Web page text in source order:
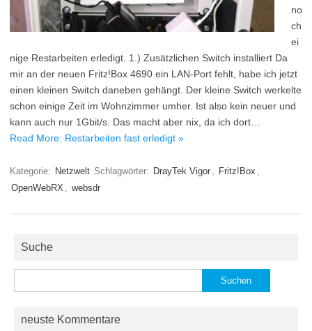
no
ch
ei
nige Restarbeiten erledigt. 1.) Zusätzlichen Switch installiert Da
mir an der neuen Fritz!Box 4690 ein LAN-Port fehlt, habe ich jetzt
einen kleinen Switch daneben gehängt. Der kleine Switch werkelte
schon einige Zeit im Wohnzimmer umher. Ist also kein neuer und
kann auch nur 1Gbit/s. Das macht aber nix, da ich dort…
Read More: Restarbeiten fast erledigt »
Kategorie: Netzwelt Schlagwörter: DrayTek Vigor , Fritz!Box ,
OpenWebRX , websdr
Suche
nach:
neuste Kommentare